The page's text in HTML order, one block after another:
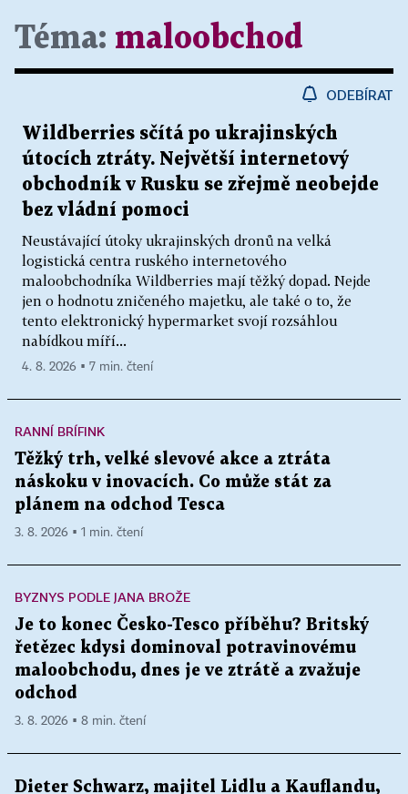
Téma: maloobchod
ODEBÍRAT
Wildberries sčítá po ukrajinských
útocích ztráty. Největší internetový
obchodník v Rusku se zřejmě neobejde
bez vládní pomoci
Neustávající útoky ukrajinských dronů na velká
logistická centra ruského internetového
maloobchodníka Wildberries mají těžký dopad. Nejde
jen o hodnotu zničeného majetku, ale také o to, že
tento elektronický hypermarket svojí rozsáhlou
nabídkou míří...
4. 8. 2026 ▪ 7 min. čtení
RANNÍ BRÍFINK
Těžký trh, velké slevové akce a ztráta
náskoku v inovacích. Co může stát za
plánem na odchod Tesca
3. 8. 2026 ▪ 1 min. čtení
BYZNYS PODLE JANA BROŽE
Je to konec Česko-Tesco příběhu? Britský
řetězec kdysi dominoval potravinovému
maloobchodu, dnes je ve ztrátě a zvažuje
odchod
3. 8. 2026 ▪ 8 min. čtení
Dieter Schwarz, majitel Lidlu a Kauflandu,